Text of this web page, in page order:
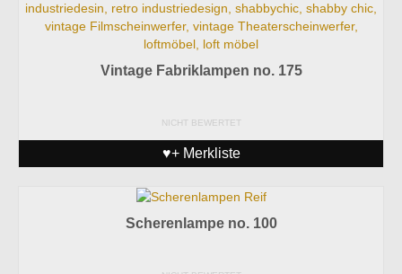
Vintage Fabriklampen no. 175
NICHT BEWERTET
♥+ Merkliste
Scherenlampe no. 100